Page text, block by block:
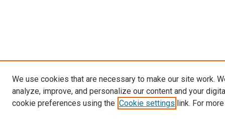
We use cookies that are necessary to make our site work.
analyze, improve, and personalize our content and your
cookie preferences using the Cookie settings link. For